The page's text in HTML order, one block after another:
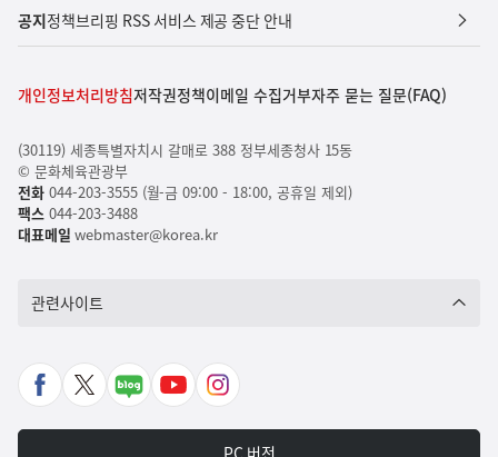
공지정책브리핑 RSS 서비스 제공 중단 안내
개인정보처리방침저작권정책이메일 수집거부자주 묻는 질문(FAQ)
(30119) 세종특별자치시 갈매로 388 정부세종청사 15동
© 문화체육관광부
전화044-203-3555 (월-금 09:00 - 18:00, 공휴일 제외)
팩스044-203-3488
대표메일 webmaster@korea.kr
관련사이트
페
X
네
유
인
타
PC 버전